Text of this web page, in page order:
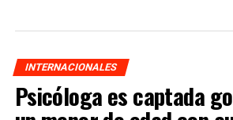
INTERNACIONALES
Psicóloga es captada